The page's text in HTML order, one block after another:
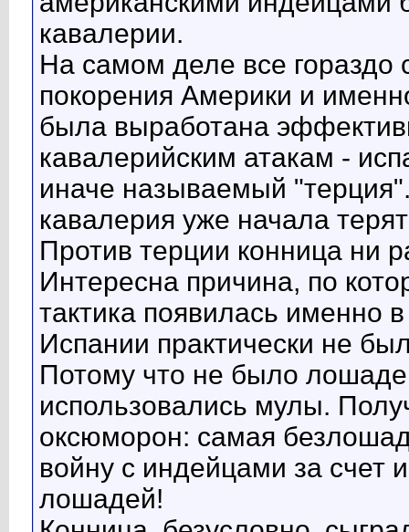
кавалерии.
На самом деле все
покорения Америки и
была выработана
кавалерийским атакам -
иначе называемый
кавалерия уже начала
Против терции конница ни
Интересна причина, по
тактика появилась именно
Испании практически не
Потому что не было
использовались мулы.
оксюморон: самая
войну с индейцами за счет
лошадей!